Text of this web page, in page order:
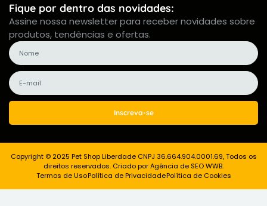
Fique por dentro das novidades:
Assine nossa newsletter para receber novidades sobre
produtos, tendências e ofertas.
Inscreva-se
Copyright © 2025 Pet Shop Liberdade CNPJ 36.664.904.0001.69, Todos os
direitos reservados. Criado por Agência de SEO WWB.
Termos de UsoPolítica de PrivacidadePolítica de Cookies